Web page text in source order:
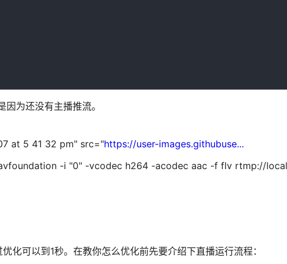
为还没有主播推流。
at 5 41 32 pm" src="https://user-images.githubuse...
-i "0" -vcodec h264 -acodec aac -f flv rtmp://
化可以到1秒。在教你怎么优化前先要介绍下直播运行流程：